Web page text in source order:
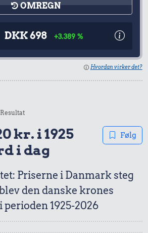
OMREGN
DKK 698 +3.389 %
Hvordan virker det?
Resultat
kr. i 1925
i dag
Følg
Priserne i Danmark steg
blev den danske krones
1925-2026